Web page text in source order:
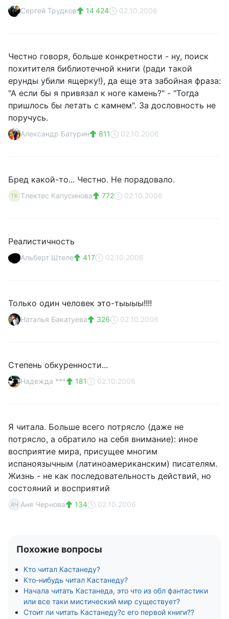
Сергей Трудков 14 424 02.10.2006
Честно говоря, больше конкретности - ну, поиск
похитителя библиотечной книги (ради такой
ерунды убили ящерку!), да еще эта забойная фраза:
"А если бы я привязал к ноге камень?" - "Тогда
пришлось бы летать с камнем". За дословность не
поручусь.
Александр Батурин 811 02.10.2006
Бред какой-то... Честно. Не порадовало.
ТК Тлектес Капусинова 772 02.10.2006
Реалистичность
Альберт Штеле 417 02.10.2006
Только один человек это-тыыыы!!!!
Наталья Бакатуева 326 02.10.2006
Степень обкуренности...
Надежда *** 181 02.10.2006
Я читала. Больше всего потрясло (даже не
потрясло, а обратило на себя внимание): иное
восприятие мира, присущее многим
испаноязычным (латиноамериканским) писателям.
Жизнь - не как последовательность действий, но
состояний и восприятий
АЧ Аня Чернова 134 02.10.2006
Похожие вопросы
Кто читал Кастанеду?
Кто-нибудь читал Кастанеду?
Начала читать Кастанеда, это что из обл фантастики
или все таки мистический мир существует?
Стоит ли читать Кастанеду?с его первой книги??